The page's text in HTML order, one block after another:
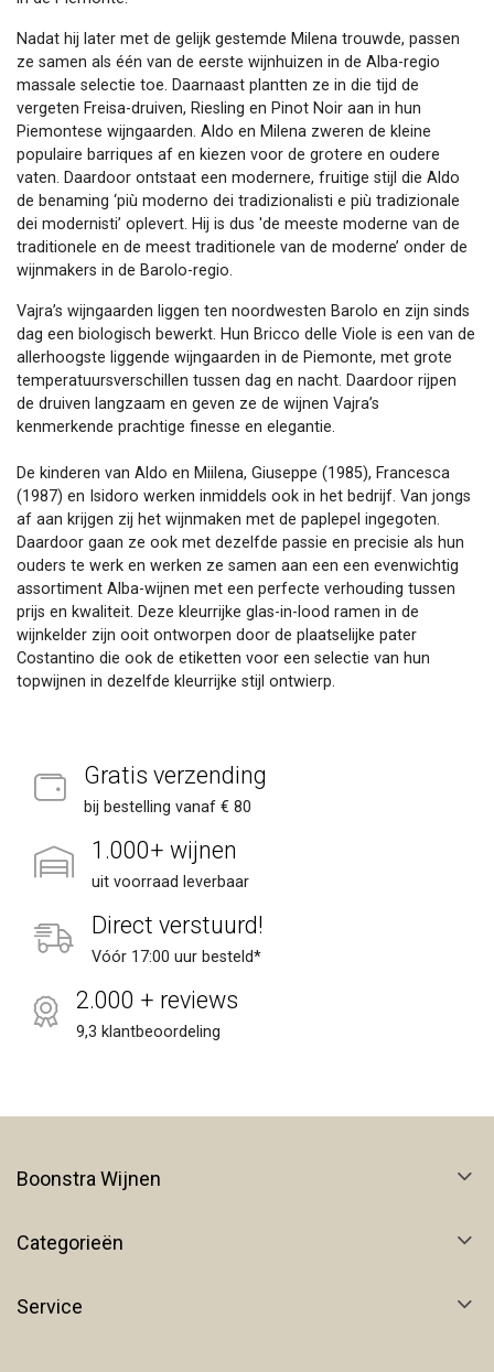
Nadat hij later met de gelijk gestemde Milena trouwde, passen
ze samen als één van de eerste wijnhuizen in de Alba-regio
massale selectie toe. Daarnaast plantten ze in die tijd de
vergeten Freisa-druiven, Riesling en Pinot Noir aan in hun
Piemontese wijngaarden. Aldo en Milena zweren de kleine
populaire barriques af en kiezen voor de grotere en oudere
vaten. Daardoor ontstaat een modernere, fruitige stijl die Aldo
de benaming ‘più moderno dei tradizionalisti e più tradizionale
dei modernisti’ oplevert. Hij is dus 'de meeste moderne van de
traditionele en de meest traditionele van de moderne’ onder de
wijnmakers in de Barolo-regio.
Vajra’s wijngaarden liggen ten noordwesten Barolo en zijn sinds
dag een biologisch bewerkt. Hun Bricco delle Viole is een van de
allerhoogste liggende wijngaarden in de Piemonte, met grote
temperatuursverschillen tussen dag en nacht. Daardoor rijpen
de druiven langzaam en geven ze de wijnen Vajra’s
kenmerkende prachtige finesse en elegantie.
De kinderen van Aldo en Miilena, Giuseppe (1985), Francesca
(1987) en Isidoro werken inmiddels ook in het bedrijf. Van jongs
af aan krijgen zij het wijnmaken met de paplepel ingegoten.
Daardoor gaan ze ook met dezelfde passie en precisie als hun
ouders te werk en werken ze samen aan een een evenwichtig
assortiment Alba-wijnen met een perfecte verhouding tussen
prijs en kwaliteit. Deze kleurrijke glas-in-lood ramen in de
wijnkelder zijn ooit ontworpen door de plaatselijke pater
Costantino die ook de etiketten voor een selectie van hun
topwijnen in dezelfde kleurrijke stijl ontwierp.
Gratis verzending
bij bestelling vanaf € 80
1.000+ wijnen
uit voorraad leverbaar
Direct verstuurd!
Vóór 17:00 uur besteld*
2.000 + reviews
9,3 klantbeoordeling
Boonstra Wijnen
Categorieën
Service